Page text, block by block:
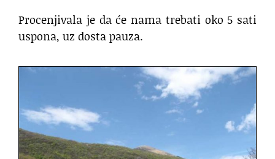
Procenjivala je da će nama trebati oko 5 sati
uspona, uz dosta pauza.